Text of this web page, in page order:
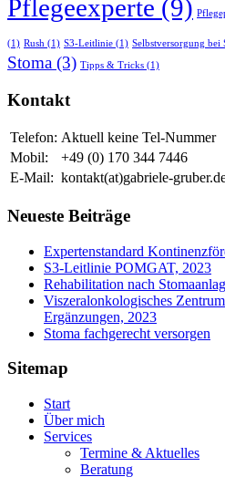
Pflegeexperte (9)
(1) Rush (1) S3-Leitlinie (1) Selbstversorgung bei
Stoma (3) Tipps & Tricks (1)
Kontakt
Telefon: Aktuell keine Tel-Nummer
Mobil:
+49 (0) 170 344 7446
E-Mail: kontakt(at)gabriele-
Neueste Beiträge
Expertenstandard
S3-Leitlinie POMGAT, 2023
Rehabilitation nach
Viszeralonkologisches
Ergänzungen, 2023
Stoma fachgerecht versorgen
Sitemap
Start
Über mich
Services
Termine & Aktuelles
Beratung